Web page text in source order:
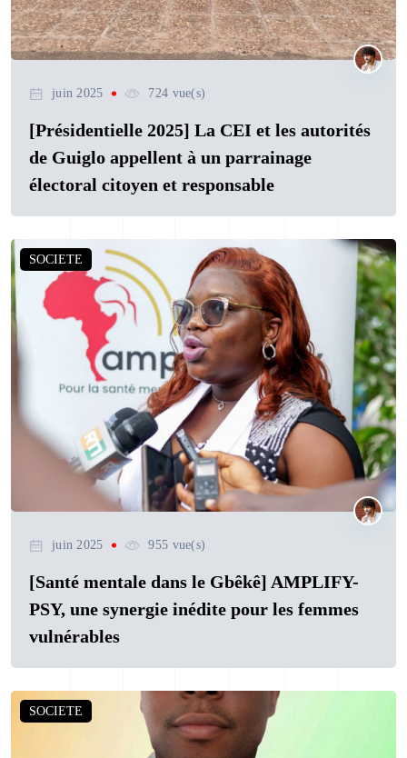
juin 2025 724 vue(s)
[Présidentielle 2025] La CEI et les autorités
de Guiglo appellent à un parrainage
électoral citoyen et responsable
SOCIETE
juin 2025 955 vue(s)
[Santé mentale dans le Gbêkê] AMPLIFY-
PSY, une synergie inédite pour les femmes
vulnérables
SOCIETE